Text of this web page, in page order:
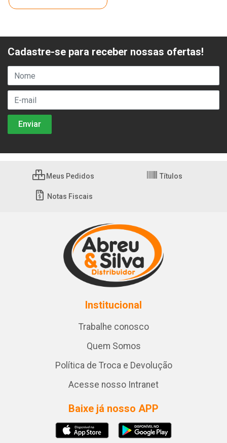
Cadastre-se para receber nossas ofertas!
Meus Pedidos Títulos
Notas Fiscais
Institucional
Trabalhe conosco
Quem Somos
Política de Troca e Devolução
Acesse nosso Intranet
Baixe já nosso APP